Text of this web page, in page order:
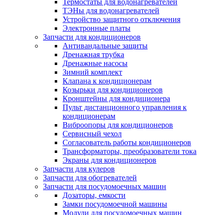
Термостаты для водонагревателей
ТЭНы для водонагревателей
Устройство защитного отключения
Электронные платы
Запчасти для кондиционеров
Антивандальные защиты
Дренажная трубка
Дренажные насосы
Зимний комплект
Клапана к кондиционерам
Козырьки для кондиционеров
Кронштейны для кондиционера
Пульт дистанционного управления к
кондиционерам
Виброопоры для кондиционеров
Сервисный чехол
Согласователь работы кондиционеров
Трансформаторы, преобразователи тока
Экраны для кондиционеров
Запчасти для кулеров
Запчасти для обогревателей
Запчасти для посудомоечных машин
Дозаторы, емкости
Замки посудомоечной машины
Модули для посудомоечных машин